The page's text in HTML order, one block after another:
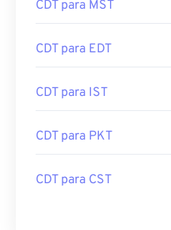
CDT para MST
CDT para EDT
CDT para IST
CDT para PKT
CDT para CST